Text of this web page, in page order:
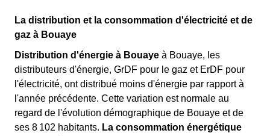
La distribution et la consommation d'électricité et de
gaz à Bouaye
Distribution d'énergie à Bouaye à Bouaye, les
distributeurs d'énergie, GrDF pour le gaz et ErDF pour
l'électricité, ont distribué moins d'énergie par rapport à
l'année précédente. Cette variation est normale au
regard de l'évolution démographique de Bouaye et de
ses 8 102 habitants. La consommation énergétique